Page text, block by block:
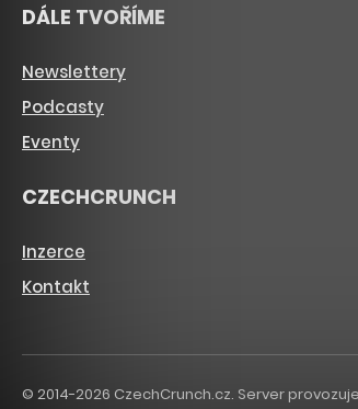
DÁLE TVOŘÍME
Newslettery
Podcasty
Eventy
CZECHCRUNCH
Inzerce
Kontakt
© 2014-2026 CzechCrunch.cz. Server